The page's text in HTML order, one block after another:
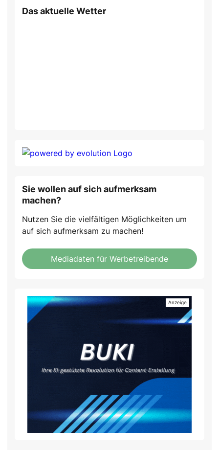
Das aktuelle Wetter
Sie wollen auf sich aufmerksam
machen?
Nutzen Sie die vielfältigen Möglichkeiten um
auf sich aufmerksam zu machen!
Mediadaten für Werbetreibende